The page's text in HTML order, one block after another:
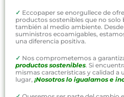
✓ Eccopaper se enorgullece de
productos sostenibles que no solo
también al medio ambiente.
suministros ecoamigables,
una diferencia positiva.
✓ Nos comprometemos a
productos sostenibles. Si
mismas características y calidad a
lugar, ¡Nosotros lo igualamos e